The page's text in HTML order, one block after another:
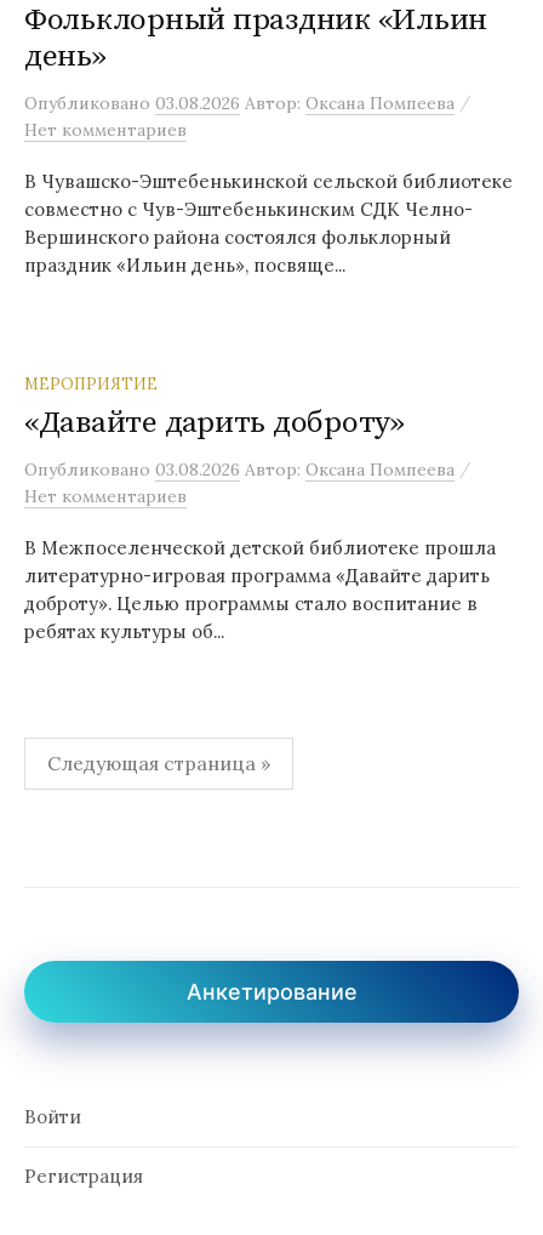
Фольклорный праздник «Ильин
день»
Опубликовано 03.08.2026 Автор: Оксана Помпеева /
Нет комментариев
В Чувашско-Эштебенькинской сельской библиотеке
совместно с Чув-Эштебенькинским СДК Челно-
Вершинского района состоялся фольклорный
праздник «Ильин день», посвяще...
МЕРОПРИЯТИЕ
«Давайте дарить доброту»
Опубликовано 03.08.2026 Автор: Оксана Помпеева /
Нет комментариев
В Межпоселенческой детской библиотеке прошла
литературно-игровая программа «Давайте дарить
доброту». Целью программы стало воспитание в
ребятах культуры об...
Пагинация
записей
Следующая страница »
Анкетирование
Войти
Регистрация